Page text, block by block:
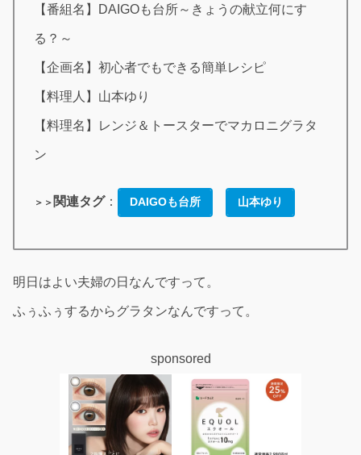
【番組名】DAIGOも台所～きょうの献立何にす
る？～
【企画名】初心者でもできる簡単レシピ
【料理人】山本ゆり
【料理名】レンジ＆トースターでマカロニグラタ
ン
＞＞ 関連タグ： DAIGOも台所 山本ゆり
明日はよい夫婦の日なんですって。
ふぅふぅするからグラタンなんですって。
sponsored